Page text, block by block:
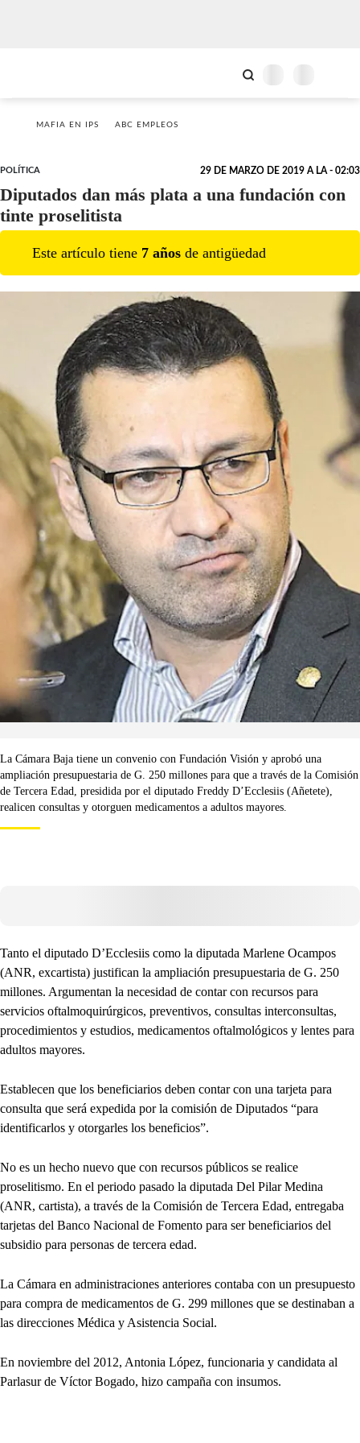
MAFIA EN IPS ABC EMPLEOS
POLÍTICA 29 DE MARZO DE 2019 A LA - 02:03
Diputados dan más plata a una fundación con
tinte proselitista
Este artículo tiene 7 años de antigüedad
La Cámara Baja tiene un convenio con Fundación Visión y aprobó una
ampliación presupuestaria de G. 250 millones para que a través de la Comisión
de Tercera Edad, presidida por el diputado Freddy D’Ecclesiis (Añetete),
realicen consultas y otorguen medicamentos a adultos mayores.
Tanto el diputado D’Ecclesiis como la diputada Marlene Ocampos
(ANR, excartista) justifican la ampliación presupuestaria de G. 250
millones. Argumentan la necesidad de contar con recursos para
servicios oftalmoquirúrgicos, preventivos, consultas interconsultas,
procedimientos y estudios, medicamentos oftalmológicos y lentes para
adultos mayores.
Establecen que los beneficiarios deben contar con una tarjeta para
consulta que será expedida por la comisión de Diputados “para
identificarlos y otorgarles los beneficios”.
No es un hecho nuevo que con recursos públicos se realice
proselitismo. En el periodo pasado la diputada Del Pilar Medina
(ANR, cartista), a través de la Comisión de Tercera Edad, entregaba
tarjetas del Banco Nacional de Fomento para ser beneficiarios del
subsidio para personas de tercera edad.
La Cámara en administraciones anteriores contaba con un presupuesto
para compra de medicamentos de G. 299 millones que se destinaban a
las direcciones Médica y Asistencia Social.
En noviembre del 2012, Antonia López, funcionaria y candidata al
Parlasur de Víctor Bogado, hizo campaña con insumos.